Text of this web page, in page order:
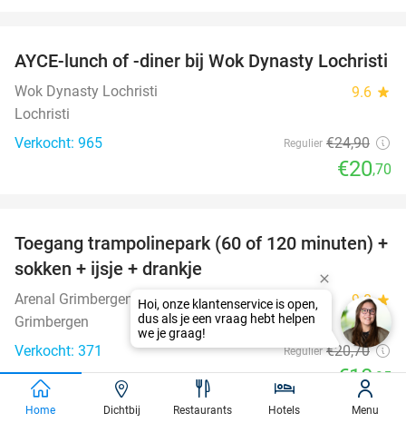
17%
AYCE-lunch of -diner bij Wok Dynasty Lochristi
Wok Dynasty Lochristi 9.6 star
Lochristi
Verkocht: 965
Regulier €24,90
€20,70
47%
Toegang trampolinepark (60 of 120 minuten) +
sokken + ijsje + drankje
Arenal Grimbergen 9.8star
Grimbergen
Verkocht: 371
Regulier €20,70
€10,95
favorite_border
Home Dichtbij Restaurants Hotels Menu